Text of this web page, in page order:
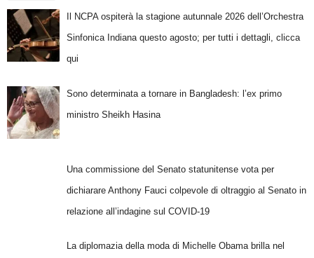
Il NCPA ospiterà la stagione autunnale 2026 dell’Orchestra
Sinfonica Indiana questo agosto; per tutti i dettagli, clicca
qui
Sono determinata a tornare in Bangladesh: l’ex primo
ministro Sheikh Hasina
Una commissione del Senato statunitense vota per
dichiarare Anthony Fauci colpevole di oltraggio al Senato in
relazione all’indagine sul COVID-19
La diplomazia della moda di Michelle Obama brilla nel